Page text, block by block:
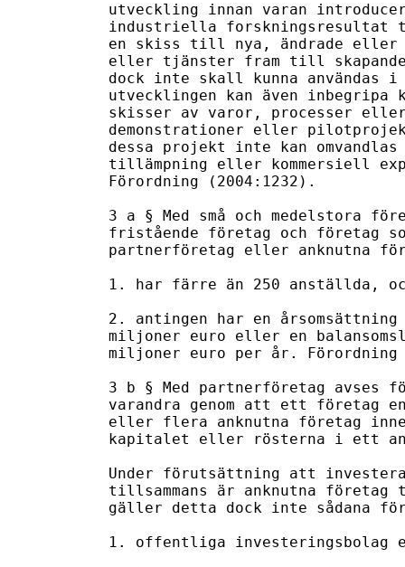
utveckling innan varan
industriella
en skiss till nya, ändrade eller
eller tjänster fram till
dock inte skall kunna användas
utvecklingen kan även inbegripa
skisser av varor, processer
demonstrationer eller
dessa projekt inte kan
tillämpning eller kommersiell
Förordning (2004:1232).
3 a § Med små och medelstora
fristående företag och företag
partnerföretag eller anknutna
1. har färre än 250 anställda,
2. antingen har en årsomsättning
miljoner euro eller en
miljoner euro per år. Förordning
3 b § Med partnerföretag avses
varandra genom att ett företag
eller flera anknutna företag
kapitalet eller rösterna i ett
Under förutsättning att
tillsammans är anknutna
gäller detta dock inte sådana
1. offentliga investeringsbolag